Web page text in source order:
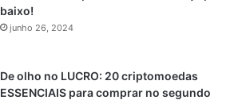
baixo!
junho 26, 2024
De olho no LUCRO: 20 criptomoedas
ESSENCIAIS para comprar no segundo